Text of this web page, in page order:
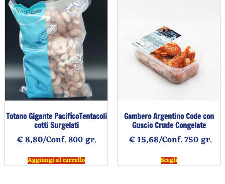
Totano Gigante PacificoTentacoli
cotti Surgelati
€8,80/Conf. 800 gr.
Aggiungi al carrello
Gambero Argentino Code con
Guscio Crude Congelate
€15,68/Conf. 750 gr.
Scegli